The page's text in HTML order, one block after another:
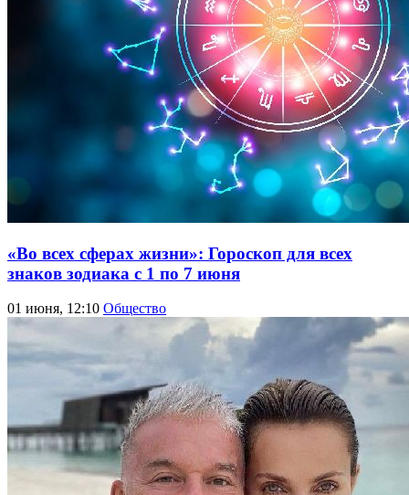
«Во всех сферах жизни»: Гороскоп для всех
знаков зодиака с 1 по 7 июня
01 июня, 12:10 Общество